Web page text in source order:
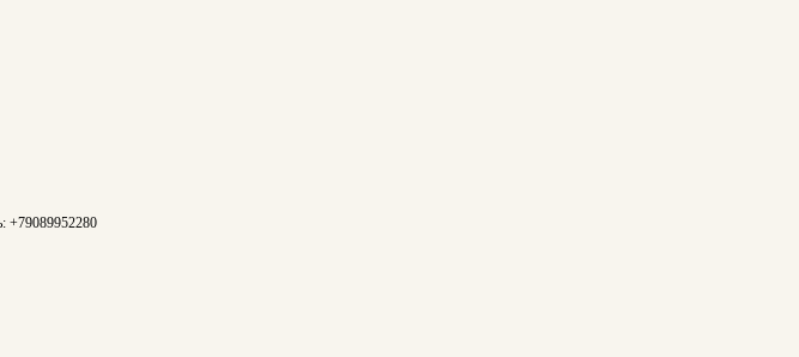
+79089952280